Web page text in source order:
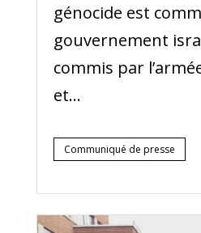
génocide est
gouvernement
commis par
et...
Communiqué de presse